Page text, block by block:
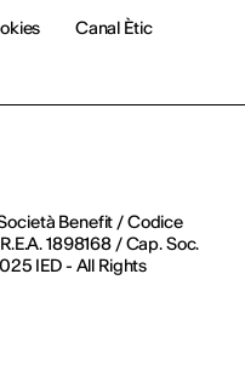
Benefit / Codice
1898168 / Cap. Soc.
IED - All Rights
Canal Ètic